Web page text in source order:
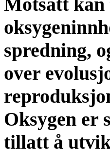
spredning,
over
Oksygen er
tillatt å